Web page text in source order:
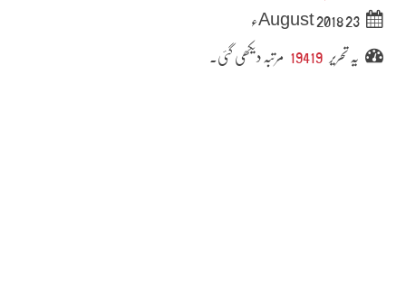
23 August 2018ء
یہ تحریر 19419 مرتبہ دیکھی گئی۔